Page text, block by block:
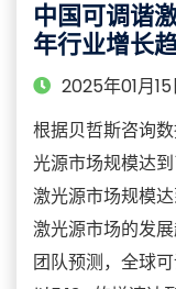
中国可调谐
年行业增长
2025年01月15
根据贝哲斯咨询
光源市场规模达
激光源市场规模
激光源市场的发
团队预测，全球